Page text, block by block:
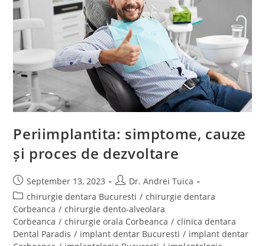
Periimplantita: simptome, cauze
și proces de dezvoltare
September 13, 2023
Dr. Andrei Tuica
chirurgie dentara Bucuresti / chirurgie dentara
Corbeanca / chirurgie dento-alveolara
Corbeanca / chirurgie orala Corbeanca / clinica dentara
Dental Paradis / implant dentar Bucuresti / implant dentar